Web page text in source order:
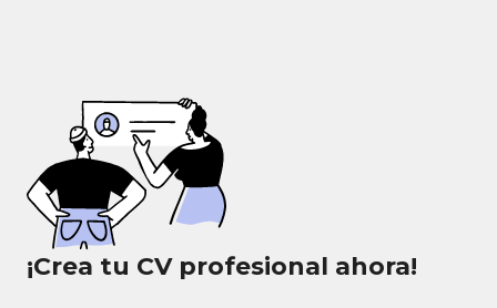
¡Crea tu CV profesional ahora!